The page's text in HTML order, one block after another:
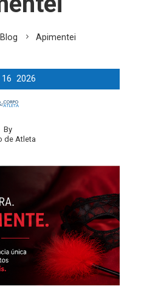
Blog Apimentei
16 2026
By
de Atleta